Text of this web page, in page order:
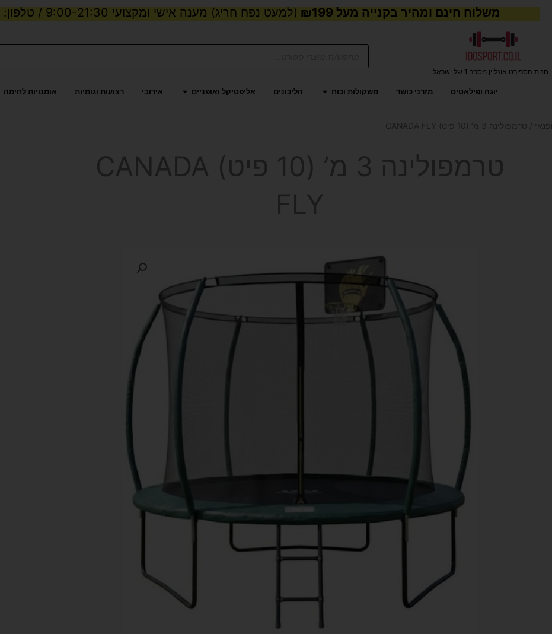
משלוח חינם ומהיר בקנייה מעל ₪199 (למעט נפח חריג) מענה אישי ומקצועי 9:00-21:30 / טלפון:
חנות הספורט אונליין מספר 1 של ישראל
Products
יוגה ופילאטיס מזרני כושר משקולות וכוח פתח משקולות וכוח
הליכונים אליפטיקל ואופניים פתח אליפטיקל ואופניים
אירובי רצועות וגומיות אומנויות לחימה
/ טרמפולינה 3 מ’ (10 פיט) CANADA FLY
טרמפולינה 3 מ’ (10 פיט) CANADA
FLY